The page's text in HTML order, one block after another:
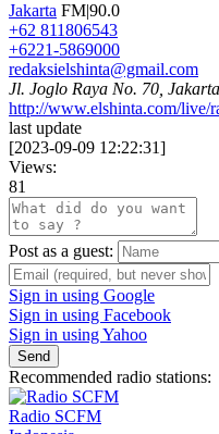
Jakarta FM|90.0
+62 811806543
+6221-5869000
redaksielshinta@gmail.com
Jl. Joglo Raya No. 70,
http://www.elshinta.com/live/
last update
[2023-09-09 12:22:31]
Views:
81
Post as a guest:
Sign in using Google
Sign in using Facebook
Sign in using Yahoo
Send
Recommended radio stations:
Radio SCFM